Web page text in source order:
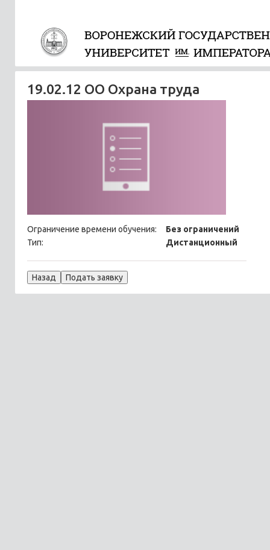
19.02.12 ОО Охрана труда
Ограничение времени обучения:
Без ограничений
Тип:
Дистанционный